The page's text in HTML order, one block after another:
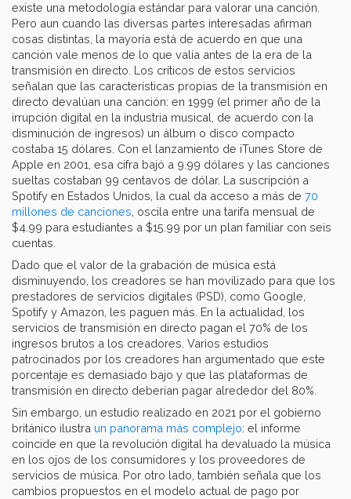
existe una metodología estándar para valorar una canción.
Pero aun cuando las diversas partes interesadas afirman
cosas distintas, la mayoría está de acuerdo en que una
canción vale menos de lo que valía antes de la era de la
transmisión en directo. Los críticos de estos servicios
señalan que las características propias de la transmisión en
directo devalúan una canción: en 1999 (el primer año de la
irrupción digital en la industria musical, de acuerdo con la
disminución de ingresos) un álbum o disco compacto
costaba 15 dólares. Con el lanzamiento de iTunes Store de
Apple en 2001, esa cifra bajó a 9.99 dólares y las canciones
sueltas costaban 99 centavos de dólar. La suscripción a
Spotify en Estados Unidos, la cual da acceso a más de 70
millones de canciones , oscila entre una tarifa mensual de
$4.99 para estudiantes a $15.99 por un plan familiar con seis
cuentas.
Dado que el valor de la grabación de música está
disminuyendo, los creadores se han movilizado para que los
prestadores de servicios digitales (PSD), como Google,
Spotify y Amazon, les paguen más. En la actualidad, los
servicios de transmisión en directo pagan el 70% de los
ingresos brutos a los creadores. Varios estudios
patrocinados por los creadores han argumentado que este
porcentaje es demasiado bajo y que las plataformas de
transmisión en directo deberían pagar alrededor del 80%.
Sin embargo, un estudio realizado en 2021 por el gobierno
británico ilustra un panorama más complejo: el informe
coincide en que la revolución digital ha devaluado la música
en los ojos de los consumidores y los proveedores de
servicios de música. Por otro lado, también señala que los
cambios propuestos en el modelo actual de pago por